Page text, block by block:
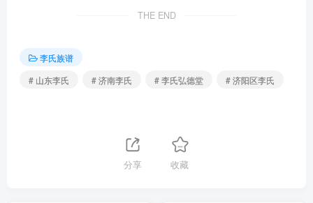
THE END
李氏族谱
# 山东李氏
# 济南李氏 # 李氏弘德堂 # 济阳区李氏
分享 收藏